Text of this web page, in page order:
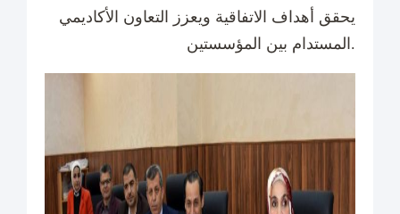
يحقق أهداف الاتفاقية ويعزز التعاون الأكاديمي
المستدام بين المؤسستين.